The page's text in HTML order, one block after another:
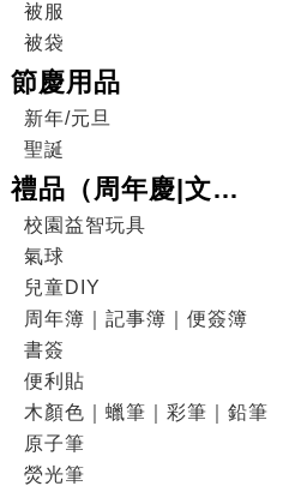
被服
被袋
節慶用品
新年/元旦
聖誕
禮品（周年慶|文
具|DIY|電子產品|戶外
用品）
校園益智玩具
氣球
兒童DIY
周年簿｜記事簿｜便簽簿
書簽
便利貼
木顏色｜蠟筆｜彩筆｜鉛筆
原子筆
熒光筆